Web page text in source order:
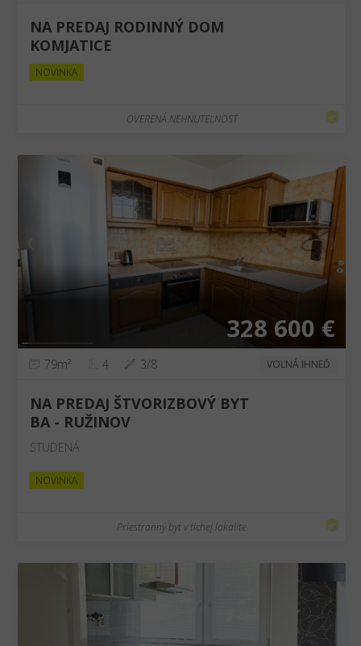
NA PREDAJ RODINNÝ DOM
KOMJATICE
NOVINKA
OVERENÁ NEHNUTEĽNOSŤ
❯
328 600 €
79m² 4 3/8 VOĽNÁ IHNEĎ
NA PREDAJ ŠTVORIZBOVÝ BYT
BA - RUŽINOV
STUDENÁ
NOVINKA
Priestranný byt v tichej lokalite